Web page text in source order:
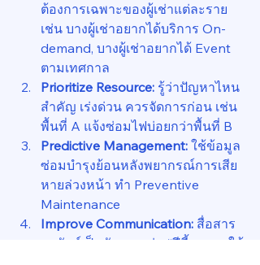
ต้องการเฉพาะของผู้เช่าแต่ละราย
เช่น บางผู้เช่าอยากได้บริการ On-
demand, บางผู้เช่าอยากได้ Event
ตามเทศกาล
Prioritize Resource: รู้ว่าปัญหาไหน
สำคัญ เร่งด่วน ควรจัดการก่อน เช่น
พื้นที่ A แจ้งซ่อมไฟบ่อยกว่าพื้นที่ B
Predictive Management: ใช้ข้อมูล
ซ่อมบำรุงย้อนหลังพยากรณ์การเสีย
หายล่วงหน้า ทำ Preventive
Maintenance
Improve Communication: สื่อสาร
ผลลัพธ์เป็นตัวเลข เช่น “ปีนี้ลดการใช้